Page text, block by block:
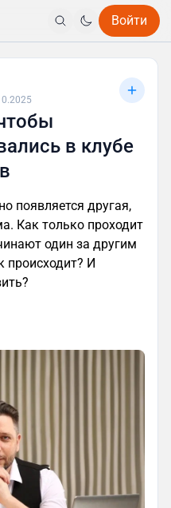
Войти
в клубе
появляется другая,
Как только проходит
один за другим
происходит? И